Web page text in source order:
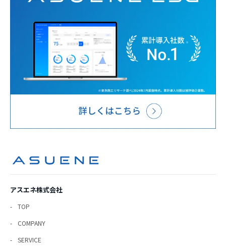
アスエネ株式会社
TOP
COMPANY
SERVICE